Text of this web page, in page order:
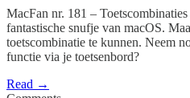
MacFan nr. 181 –
fantastische snufje van macOS.
toetscombinatie te kunnen. Neem
functie via je toetsenbord?
Read →